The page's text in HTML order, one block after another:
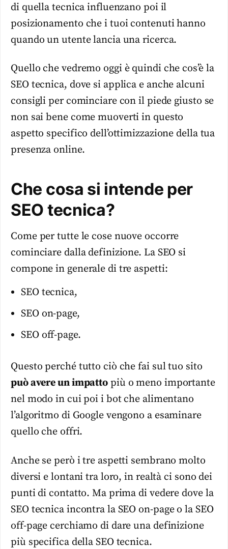
di quella tecnica influenzano poi il
posizionamento che i tuoi contenuti hanno
quando un utente lancia una ricerca.
Quello che vedremo oggi è quindi che cos’è la
SEO tecnica, dove si applica e anche alcuni
consigli per cominciare con il piede giusto se
non sai bene come muoverti in questo
aspetto specifico dell’ottimizzazione della tua
presenza online.
Che cosa si intende per
SEO tecnica?
Come per tutte le cose nuove occorre
cominciare dalla definizione. La SEO si
compone in generale di tre aspetti:
SEO tecnica,
SEO on-page,
SEO off-page.
Questo perché tutto ciò che fai sul tuo sito
può avere un impatto più o meno importante
nel modo in cui poi i bot che alimentano
l’algoritmo di Google vengono a esaminare
quello che offri.
Anche se però i tre aspetti sembrano molto
diversi e lontani tra loro, in realtà ci sono dei
punti di contatto. Ma prima di vedere dove la
SEO tecnica incontra la SEO on-page o la SEO
off-page cerchiamo di dare una definizione
più specifica della SEO tecnica.